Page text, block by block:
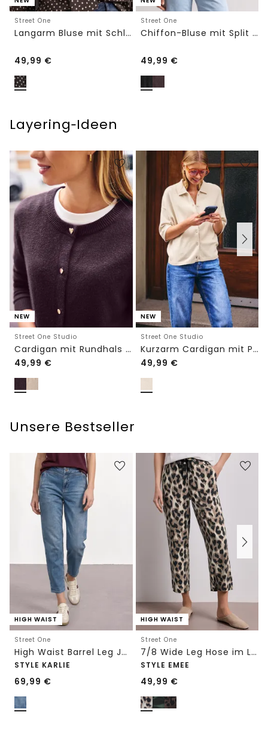
Street One
Langarm Bluse mit Schleifendetail
49,99 €
Street One
Chiffon-Bluse mit Split Neck und Bändern
49,99 €
Layering‑Ideen
NEW
Street One Studio
Cardigan mit Rundhals und Knöpfen
49,99 €
NEW
Street One Studio
Kurzarm Cardigan mit Polokragen
49,99 €
Unsere Bestseller
HIGH WAIST
Street One
High Waist Barrel Leg Jeans im Loose Fit
STYLE KARLIE
69,99 €
HIGH WAIST
Street One
7/8 Wide Leg Hose im Loose Fit mit Print
STYLE EMEE
49,99 €